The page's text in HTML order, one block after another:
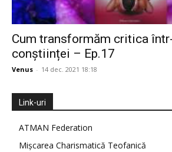
Cum transformăm critica
conștiinței – Ep.17
Venus - 14 dec. 2021 18:18
Link-uri
ATMAN Federation
Mișcarea Charismatică Teofanică